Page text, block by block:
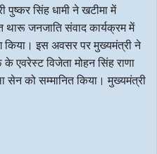
पुष्कर सिंह धामी ने खटीमा में
थारू जनजाति संवाद कार्यक्रम में
किया। इस अवसर पर मुख्यमंत्री ने
एवरेस्ट विजेता मोहन सिंह राणा
सेन को सम्मानित किया। मुख्यमंत्री